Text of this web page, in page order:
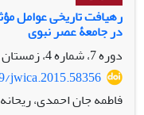
رهیافت تاریخی عوامل
در جامعۀ عصر نبوی
دوره 7، شماره 4، زمستان 1394، صفحه
jwica.2015.58356
فاطمه جان احمدی،